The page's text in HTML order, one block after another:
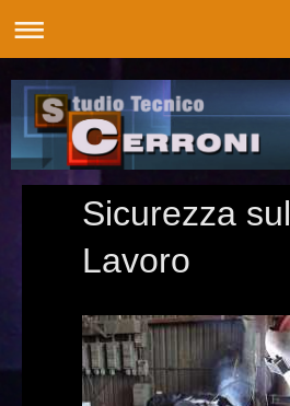
Sicurezza sul
Lavoro